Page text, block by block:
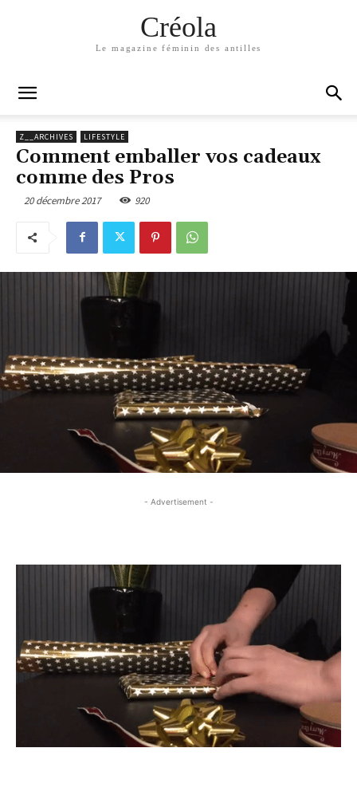
Créola
Le magazine féminin des antilles
Z__ARCHIVES LIFESTYLE
Comment emballer vos cadeaux
comme des Pros
20 décembre 2017 920
- Advertisement -